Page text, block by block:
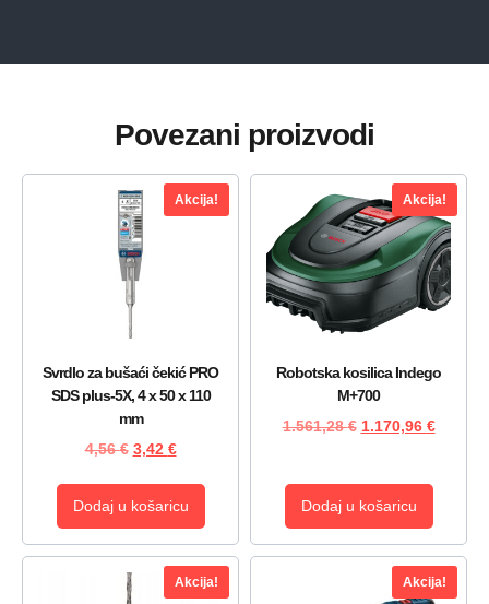
Povezani proizvodi
Akcija!
Svrdlo za bušaći čekić PRO
SDS plus-5X, 4 x 50 x 110
mm
4,56€ 3,42 €
Dodaj u košaricu
Akcija!
Robotska kosilica Indego
M+700
1.561,28€ 1.170,96 €
Dodaj u košaricu
Akcija! Akcija!